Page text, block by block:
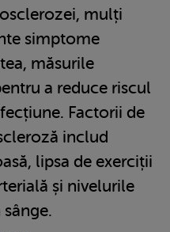
mulți
simptome
măsurile
a reduce riscul
Factorii de
includ
lipsa de exerciții
și nivelurile